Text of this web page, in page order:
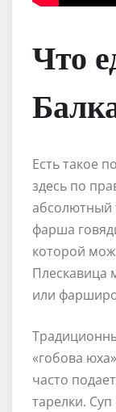
Что
Есть такое
здесь по
абсолютный
фарша
которой
Плескавица
или
«гобова
часто
тарелки.